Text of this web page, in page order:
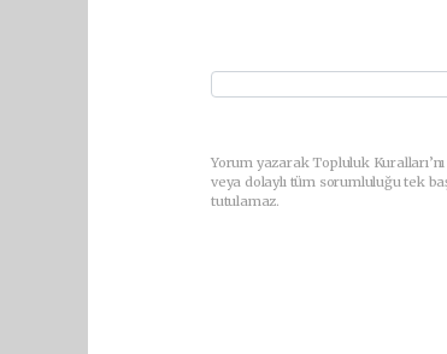
Yorum yazarak Topluluk
veya dolaylı tüm sorumluluğu tek
tutulamaz.